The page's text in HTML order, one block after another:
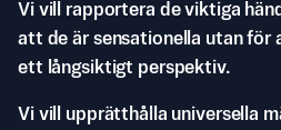
Vi vill rapportera de viktiga
att de är sensationella utan för
ett långsiktigt perspektiv.
Vi vill upprätthålla universella